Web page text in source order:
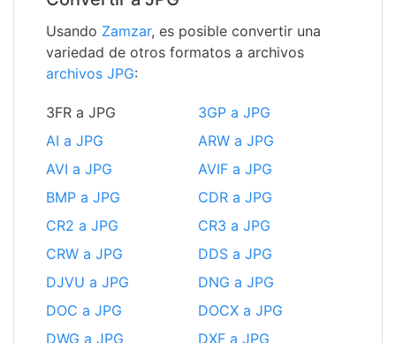
Usando Zamzar, es posible convertir una
variedad de otros formatos a archivos
archivos JPG:
3FR a JPG
3GP a JPG
AI a JPG
ARW a JPG
AVI a JPG
AVIF a JPG
BMP a JPG
CDR a JPG
CR2 a JPG
CR3 a JPG
CRW a JPG
DDS a JPG
DJVU a JPG
DNG a JPG
DOC a JPG
DOCX a JPG
DWG a JPG
DXF a JPG